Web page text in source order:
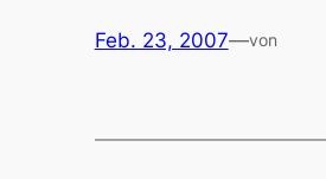
Feb. 23, 2007—von